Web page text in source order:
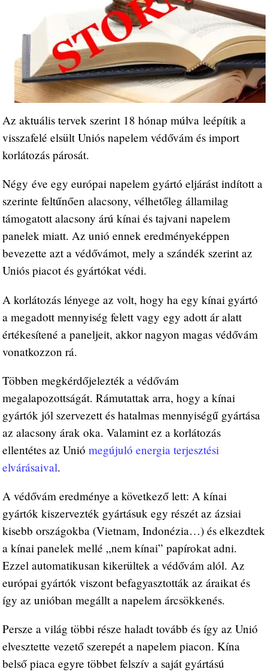
Az aktuális tervek szerint 18 hónap múlva leépítik a
visszafelé elsült Uniós napelem védővám és import
korlátozás párosát.
Négy éve egy európai napelem gyártó eljárást indított a
szerinte feltűnően alacsony, vélhetőleg államilag
támogatott alacsony árú kínai és tajvani napelem
panelek miatt. Az unió ennek eredményeképpen
bevezette azt a védővámot, mely a szándék szerint az
Uniós piacot és gyártókat védi.
A korlátozás lényege az volt, hogy ha egy kínai gyártó
a megadott mennyiség felett vagy egy adott ár alatt
értékesítené a paneljeit, akkor nagyon magas védővám
vonatkozzon rá.
Többen megkérdőjelezték a védővám
megalapozottságát. Rámutattak arra, hogy a kínai
gyártók jól szervezett és hatalmas mennyiségű gyártása
az alacsony árak oka. Valamint ez a korlátozás
ellentétes az Uniómegújuló energia terjesztési
elvárásaival.
A védővám eredménye a következő lett: A kínai
gyártók kiszervezték gyártásuk egy részét az ázsiai
kisebb országokba (Vietnam, Indonézia…) és elkezdtek
a kínai panelek mellé „nem kínai” papírokat adni.
Ezzel automatikusan kikerültek a védővám alól. Az
európai gyártók viszont befagyasztották az áraikat és
így az unióban megállt a napelem árcsökkenés.
Persze a világ többi része haladt tovább és így az Unió
elvesztette vezető szerepét a napelem piacon. Kína
belső piaca egyre többet felszív a saját gyártású